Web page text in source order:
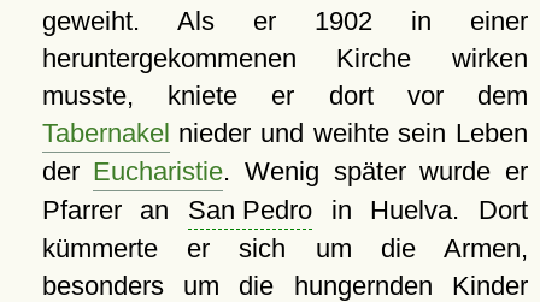
geweiht. Als er 1902 in einer
heruntergekommenen Kirche wirken
musste, kniete er dort vor dem
Tabernakel nieder und weihte sein Leben
der Eucharistie. Wenig später wurde er
Pfarrer an San Pedro in Huelva. Dort
kümmerte er sich um die Armen,
besonders um die hungernden Kinder